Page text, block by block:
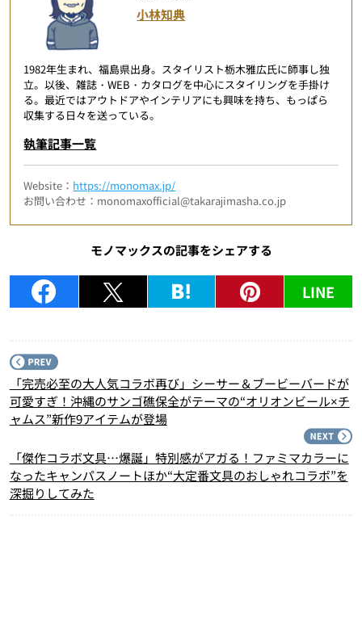
小林知典
1982年生まれ、福島県出身。スタイリスト栃木雅広氏に師事し独
立。以後、雑誌・WEB・カタログを中心にスタイリングを手掛け
る。最近ではアウトドアやインテリアにも興味を持ち、もっぱら
収集する日々を送っている。
執筆記事一覧
Website： https://monomax.jp/
お問い合わせ：monomaxofficial@takarajimasha.co.jp
モノマックスの記事をシェアする
LINE
「完売必至の大人気コラボ再び」シーサー＆ブービーバードが
可愛すぎ！沖縄のサンゴ礁保全がテーマの“オリオンビール×チ
ャムス”新作9アイテムが登場
「傑作コラボ文具…爆誕」特別感がアガる！ファミマカラーに
なったキャンパスノートほか“大定番文具のおしゃれコラボ”を
深掘りしてみた